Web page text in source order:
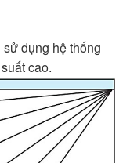
dụng hệ thống
cao.